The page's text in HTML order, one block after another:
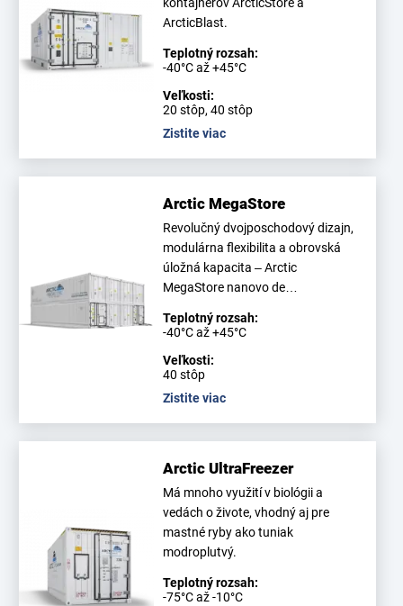
ArcticBlast.
Teplotný rozsah:
-40°C až +45°C
Veľkosti:
20 stôp, 40 stôp
Zistite viac
Arctic MegaStore
Revolučný dvojposchodový dizajn,
modulárna flexibilita a obrovská
úložná kapacita – Arctic
MegaStore nanovo de…
Teplotný rozsah:
-40°C až +45°C
Veľkosti:
40 stôp
Zistite viac
Arctic UltraFreezer
Má mnoho využití v biológii a
vedách o živote, vhodný aj pre
mastné ryby ako tuniak
modroplutvý.
Teplotný rozsah:
-75°C až -10°C